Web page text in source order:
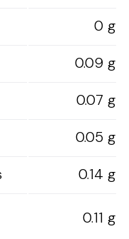
0 g
0.09 g
0.07 g
0.05 g
0.14 g
0.11 g